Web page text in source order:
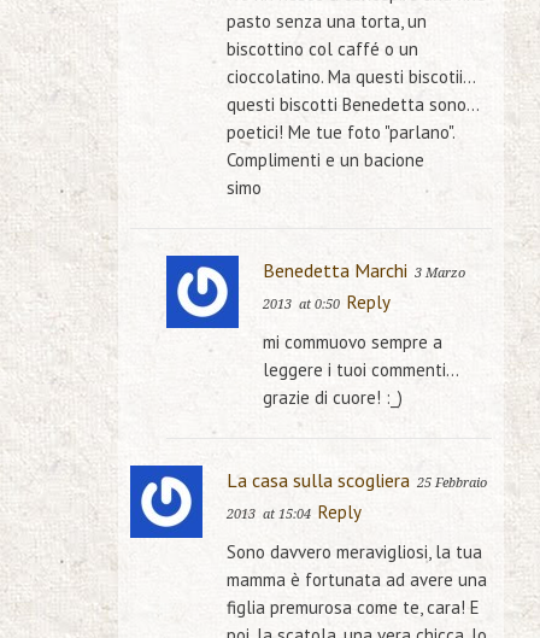
pasto senza una torta, un
biscottino col caffé o un
cioccolatino. Ma questi biscotii…
questi biscotti Benedetta sono…
poetici! Me tue foto "parlano".
Complimenti e un bacione
simo
Benedetta Marchi 3 Marzo
2013 at 0:50 Reply
mi commuovo sempre a
leggere i tuoi commenti…
grazie di cuore! :_)
La casa sulla scogliera 25 Febbraio
2013 at 15:04 Reply
Sono davvero meravigliosi, la tua
mamma è fortunata ad avere una
figlia premurosa come te, cara! E